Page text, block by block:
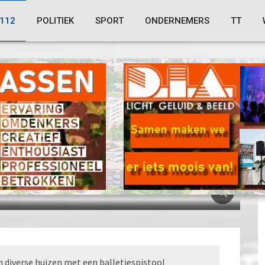
112 POLITIEK SPORT ONDERNEMERS TT
2431
op huizen
diverse huizen met een balletjespistool